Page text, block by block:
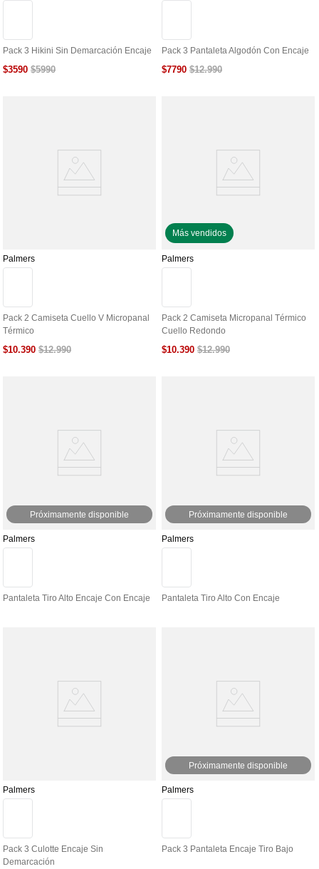
Pack 3 Hikini Sin Demarcación Encaje
$3590 $5990
Pack 3 Pantaleta Algodón Con Encaje
$7790 $12.990
Palmers
Pack 2 Camiseta Cuello V Micropanal
Térmico
$10.390 $12.990
Más vendidos
Palmers
Pack 2 Camiseta Micropanal Térmico
Cuello Redondo
$10.390 $12.990
Próximamente disponible
Palmers
Pantaleta Tiro Alto Encaje Con Encaje
Próximamente disponible
Palmers
Pantaleta Tiro Alto Con Encaje
Palmers
Pack 3 Culotte Encaje Sin
Demarcación
Próximamente disponible
Palmers
Pack 3 Pantaleta Encaje Tiro Bajo